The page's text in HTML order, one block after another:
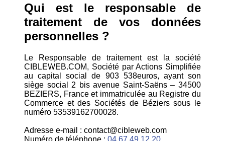
Qui est le responsable de
traitement de vos données
personnelles ?
Le Responsable de traitement est la société
CIBLEWEB.COM, Société par Actions Simplifiée
au capital social de 903 538euros, ayant son
siège social 2 bis avenue Saint-Saëns – 34500
BEZIERS, France et immatriculée au Registre du
Commerce et des Sociétés de Béziers sous le
numéro 53539162700028.
Adresse e-mail : contact@cibleweb.com
Numéro de téléphone : 04 67 49 12 20